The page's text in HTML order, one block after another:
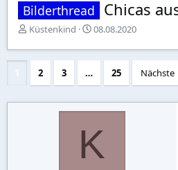
Bilderthread Chicas
E
s
l
Küstenkind
E
s
l
t
m
08.08.2020
2 3 … 25 Nächste
K